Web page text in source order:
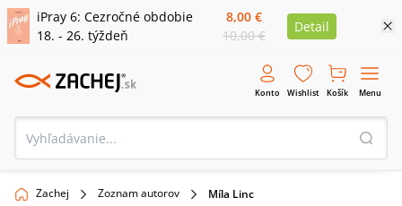
iPray 6: Cezročné obdobie
18. - 26. týždeň
8,00 €
10,00 €
Detail
Konto Wishlist Košík Menu
Zachej Zoznam autorov Míla Linc